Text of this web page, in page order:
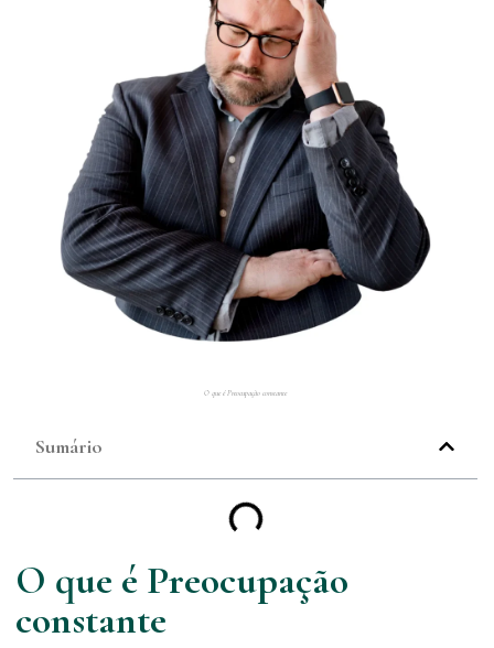
O que é Preocupação constante
Sumário
O que é Preocupação
constante